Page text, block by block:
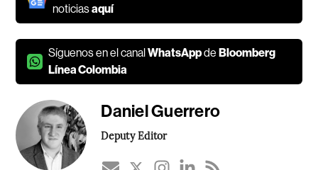
noticiasaquí
Síguenos en el canalWhatsAppdeBloomberg
Línea Colombia
Daniel Guerrero
Deputy Editor